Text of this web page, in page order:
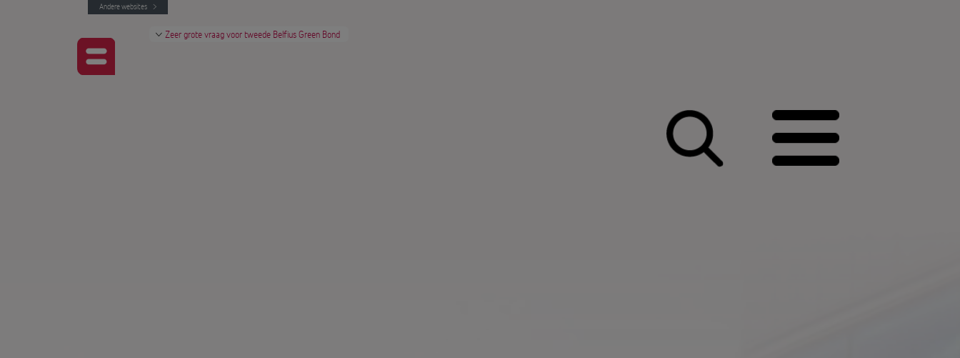
Andere websites
Zeer grote vraag voor tweede Belfius Green Bond